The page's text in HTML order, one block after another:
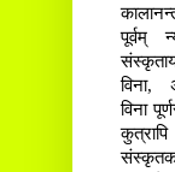
पूर्वम्
विना,
विना